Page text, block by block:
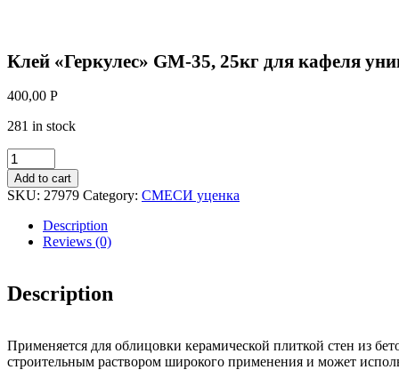
Клей «Геркулес» GM-35, 25кг для кафеля
400,00 Р
281 in stock
Клей
"Геркулес"
GM-
35,
кафеля
quantity
Add to cart
SKU: 27979 Category: СМЕСИ уценка
Description
Reviews (0)
Description
Применяется для облицовки керамической плиткой стен из
строительным раствором широкого применения и может